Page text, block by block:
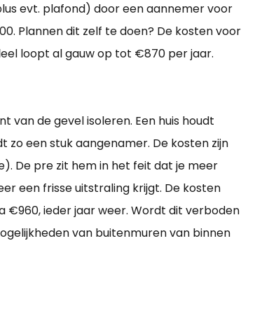
evt. plafond) door een aannemer voor
Plannen dit zelf te doen? De kosten voor
loopt al gauw op tot €870 per jaar.
van de gevel isoleren. Een huis houdt
een stuk aangenamer. De kosten zijn
De pre zit hem in het feit dat je meer
een frisse uitstraling krijgt. De kosten
€960, ieder jaar weer. Wordt dit verboden
van buitenmuren van binnen